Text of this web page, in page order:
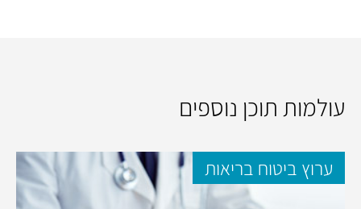
עולמות תוכן נוספים
ערוץ ביטוח בריאות